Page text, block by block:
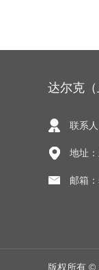
达尔克
联系
地址
邮箱
版权所有